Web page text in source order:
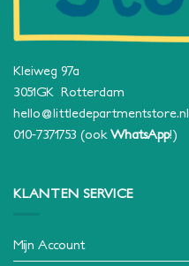
Kleiweg 97a
3051GK Rotterdam
hello@littledepartmentstore.nl
010-7371753 (ook WhatsApp!)
KLANTEN SERVICE
Mijn Account